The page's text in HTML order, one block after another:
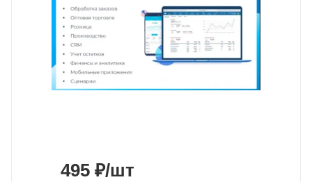
495 ₽/шт